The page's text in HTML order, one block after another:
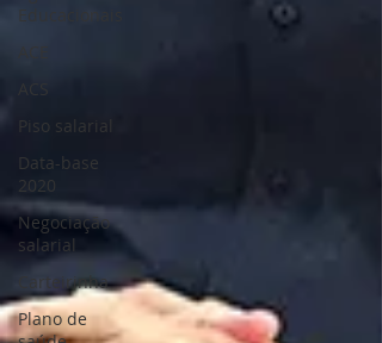
ACS
Piso salarial
Data-base
2020
Negociação
salarial
Carteirinha
Plano de